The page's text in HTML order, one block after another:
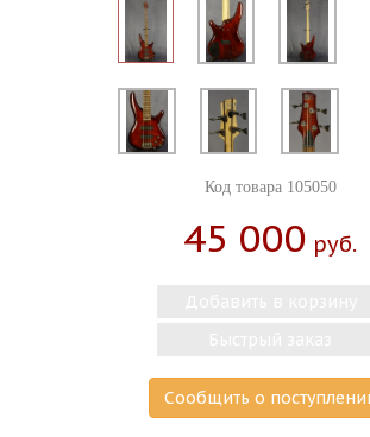
Код товара 105050
45 000 Руб.
Сообщить о